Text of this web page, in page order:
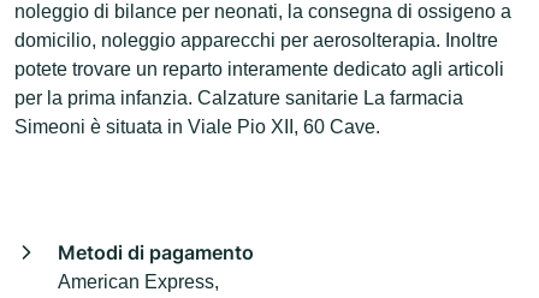
noleggio di bilance per neonati, la consegna di ossigeno a
domicilio, noleggio apparecchi per aerosolterapia. Inoltre
potete trovare un reparto interamente dedicato agli articoli
per la prima infanzia. Calzature sanitarie La farmacia
Simeoni è situata in Viale Pio XII, 60 Cave.
Metodi di pagamento
American Express,